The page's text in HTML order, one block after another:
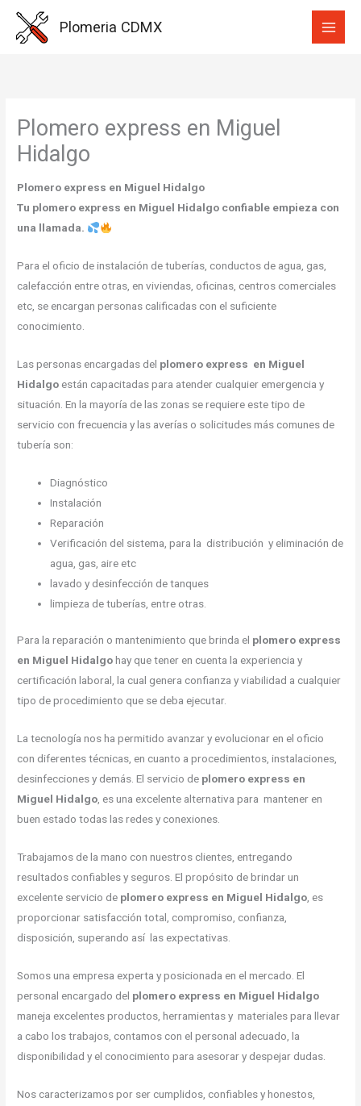
Plomeria CDMX
Plomero express en Miguel
Hidalgo
Plomero express en Miguel Hidalgo
Tu plomero express en Miguel Hidalgo confiable empieza con
una llamada.
Para el oficio de instalación de tuberías, conductos de agua, gas,
calefacción entre otras, en viviendas, oficinas, centros comerciales
etc, se encargan personas calificadas con el suficiente
conocimiento.
Las personas encargadas del plomero express en Miguel
Hidalgo están capacitadas para atender cualquier emergencia y
situación. En la mayoría de las zonas se requiere este tipo de
servicio con frecuencia y las averías o solicitudes más comunes de
tubería son:
Diagnóstico
Instalación
Reparación
Verificación del sistema, para la distribución y eliminación de
agua, gas, aire etc
lavado y desinfección de tanques
limpieza de tuberías, entre otras.
Para la reparación o mantenimiento que brinda el plomero express
en Miguel Hidalgohay que tener en cuenta la experiencia y
certificación laboral, la cual genera confianza y viabilidad a cualquier
tipo de procedimiento que se deba ejecutar.
La tecnología nos ha permitido avanzar y evolucionar en el oficio
con diferentes técnicas, en cuanto a procedimientos, instalaciones,
desinfecciones y demás. El servicio de plomero express en
Miguel Hidalgo, es una excelente alternativa para mantener en
buen estado todas las redes y conexiones.
Trabajamos de la mano con nuestros clientes, entregando
resultados confiables y seguros. El propósito de brindar un
excelente servicio de plomero express en Miguel Hidalgo , es
proporcionar satisfacción total, compromiso, confianza,
disposición, superando así las expectativas.
Somos una empresa experta y posicionada en el mercado. El
personal encargado del plomero express en Miguel Hidalgo
maneja excelentes productos, herramientas y materiales para llevar
a cabo los trabajos, contamos con el personal adecuado, la
disponibilidad y el conocimiento para asesorar y despejar dudas.
Nos caracterizamos por ser cumplidos, confiables y honestos,